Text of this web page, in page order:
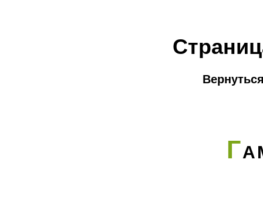
Г